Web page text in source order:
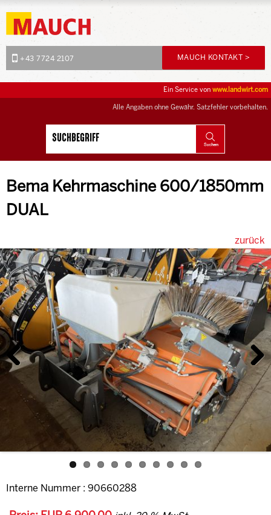
+43 7724 2107 MAUCH KONTAKT >
Alle Angaben ohne Gewähr. Satzfehler vorbehalten.
Ein Service von www.landwirt.com
Bema Kehrmaschine 600/1850mm
DUAL
zurück
Previous Next
Interne Nummer : 90660288